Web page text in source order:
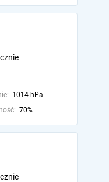
1014 hPa
70%